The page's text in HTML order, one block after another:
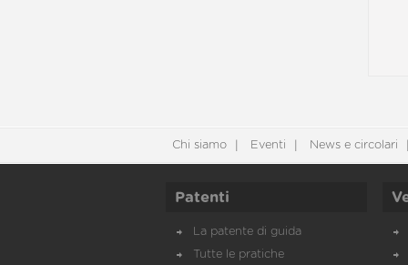
Chi siamo Eventi News e circolari
Patenti
La patente di guida
Tutte le pratiche